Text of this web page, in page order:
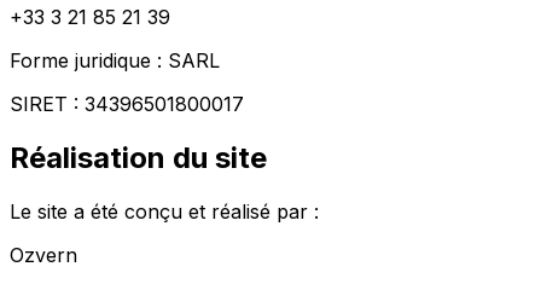
+33 3 21 85 21 39
Forme juridique : SARL
SIRET : 34396501800017
Réalisation du site
Le site a été conçu et réalisé par :
Ozvern